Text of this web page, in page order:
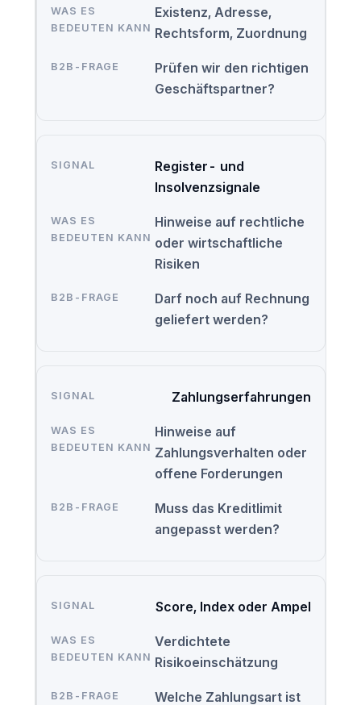
Existenz, Adresse,
Rechtsform, Zuordnung
Prüfen wir den richtigen
Geschäftspartner?
Register- und
Insolvenzsignale
Hinweise auf rechtliche
oder wirtschaftliche
Risiken
Darf noch auf Rechnung
geliefert werden?
Zahlungserfahrungen
Hinweise auf
Zahlungsverhalten oder
offene Forderungen
Muss das Kreditlimit
angepasst werden?
Score, Index oder Ampel
Verdichtete
Risikoeinschätzung
Welche Zahlungsart ist